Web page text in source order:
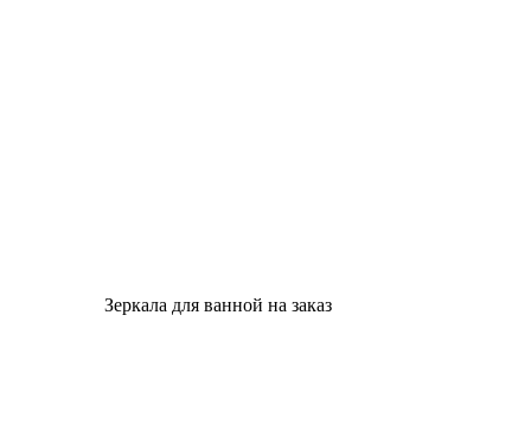
Зеркала для ванной на заказ